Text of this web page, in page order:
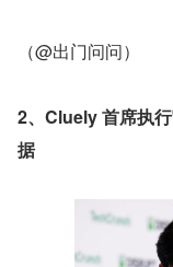
（@出门问问）
2、Cluely 首席执
据